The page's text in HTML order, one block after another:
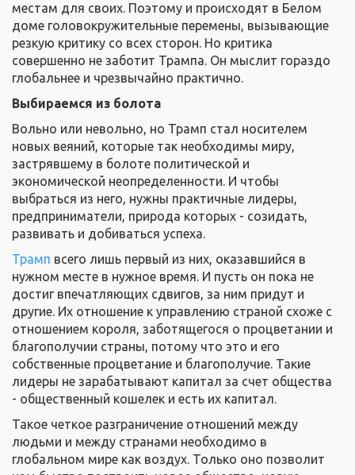
местам для своих. Поэтому и происходят в Белом
доме головокружительные перемены, вызывающие
резкую критику со всех сторон. Но критика
совершенно не заботит Трампа. Он мыслит гораздо
глобальнее и чрезвычайно практично.
Выбираемся из болота
Вольно или невольно, но Трамп стал носителем
новых веяний, которые так необходимы миру,
застрявшему в болоте политической и
экономической неопределенности. И чтобы
выбраться из него, нужны практичные лидеры,
предприниматели, природа которых - созидать,
развивать и добиваться успеха.
Трамп всего лишь первый из них, оказавшийся в
нужном месте в нужное время. И пусть он пока не
достиг впечатляющих сдвигов, за ним придут и
другие. Их отношение к управлению страной схоже с
отношением короля, заботящегося о процветании и
благополучии страны, потому что это и его
собственные процветание и благополучие. Такие
лидеры не зарабатывают капитал за счет общества
- общественный кошелек и есть их капитал.
Такое четкое разграничение отношений между
людьми и между странами необходимо в
глобальном мире как воздух. Только оно позволит